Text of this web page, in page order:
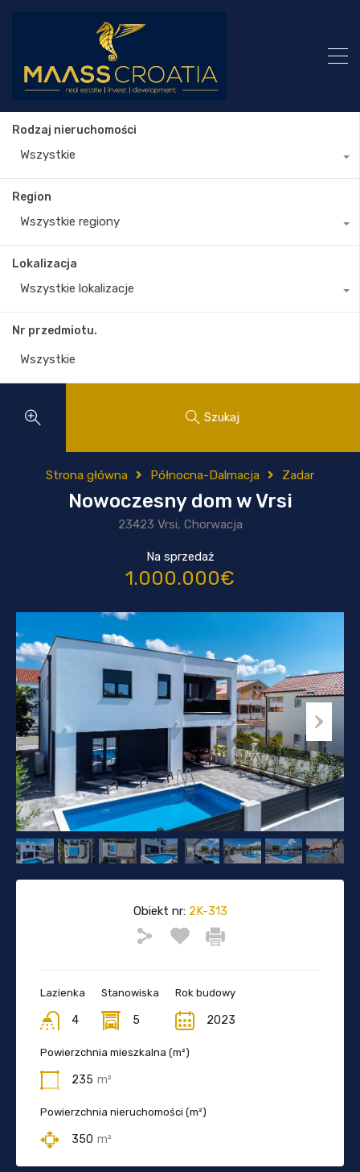
Rodzaj nieruchomości
Wszystkie
Region
Wszystkie regiony
Lokalizacja
Wszystkie lokalizacje
Nr przedmiotu.
Szukaj
Strona główna Północna-Dalmacja Zadar
Nowoczesny dom w Vrsi
23423 Vrsi, Chorwacja
Na sprzedaż
1.000.000€
Obiekt nr:2K-313
Lazienka
4
Stanowiska
5
Rok budowy
2023
Powierzchnia mieszkalna (m²)
235 m²
Powierzchnia nieruchomości (m²)
350 m²